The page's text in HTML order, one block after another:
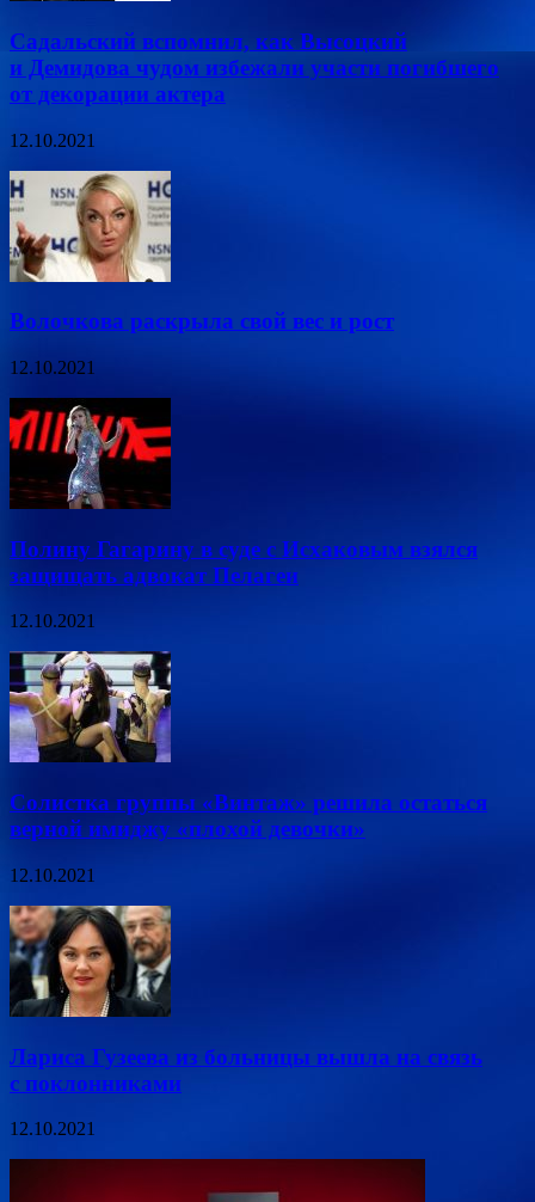
Садальский вспомнил, как Высоцкий
и Демидова чудом избежали участи погибшего
от декорации актера
12.10.2021
Волочкова раскрыла свой вес и рост
12.10.2021
Полину Гагарину в суде с Исхаковым взялся
защищать адвокат Пелагеи
12.10.2021
Солистка группы «Винтаж» решила остаться
верной имиджу «плохой девочки»
12.10.2021
Лариса Гузеева из больницы вышла на связь
с поклонниками
12.10.2021